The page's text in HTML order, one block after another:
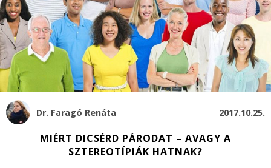
Dr. Faragó Renáta 2017.10.25.
MIÉRT DICSÉRD PÁRODAT – AVAGY A
SZTEREOTÍPIÁK HATNAK?